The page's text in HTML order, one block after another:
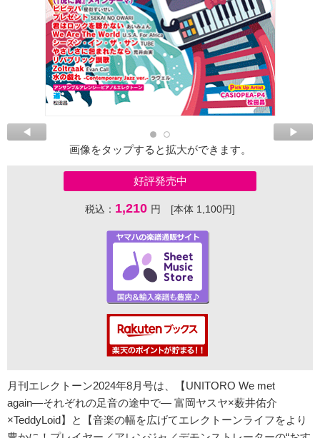
画像をタップすると拡大ができます。
好評発売中
税込： 1,210 円 [本体 1,100円]
月刊エレクトーン2024年8月号は、【UNITORO We met
again―それぞれの足音の途中で― 富岡ヤスヤ×薮井佑介
×TeddyLoid】と【音楽の幅を広げてエレクトーンライフをより